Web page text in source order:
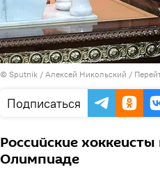
© Sputnik / Алексей Никольский /
Подписаться
Российские
Олимпиаде